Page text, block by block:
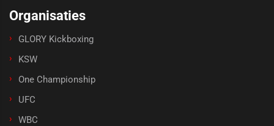
Organisaties
GLORY Kickboxing
KSW
One Championship
UFC
WBC